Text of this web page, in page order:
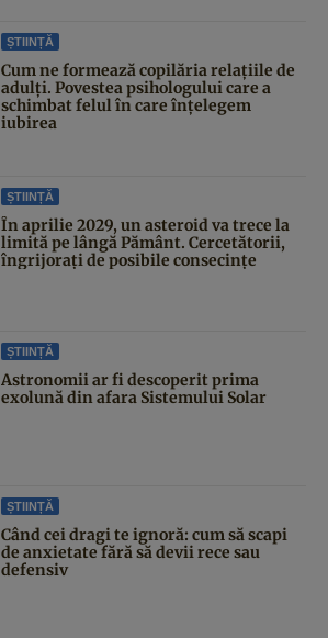
ȘTIINȚĂ
Cum ne formează copilăria relațiile de
adulți. Povestea psihologului care a
schimbat felul în care înțelegem
iubirea
ȘTIINȚĂ
În aprilie 2029, un asteroid va trece la
limită pe lângă Pământ. Cercetătorii,
îngrijorați de posibile consecințe
ȘTIINȚĂ
Astronomii ar fi descoperit prima
exolună din afara Sistemului Solar
ȘTIINȚĂ
Când cei dragi te ignoră: cum să scapi
de anxietate fără să devii rece sau
defensiv